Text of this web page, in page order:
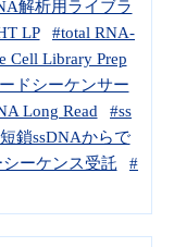
解析用ライブラ
LP
#total RNA-
Cell Library Prep
ドシーケンサー
Long Read
#ss
鎖ssDNAからで
ーケンス受託
#